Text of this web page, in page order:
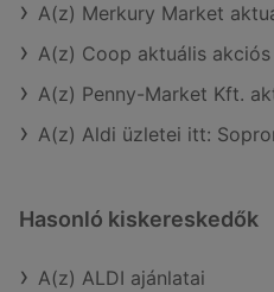
A(z) Merkury Market
A(z) Coop aktuális akciós
A(z) Penny-Market Kft.
A(z) Aldi üzletei itt:
Hasonló kiskereskedők
A(z) ALDI ajánlatai